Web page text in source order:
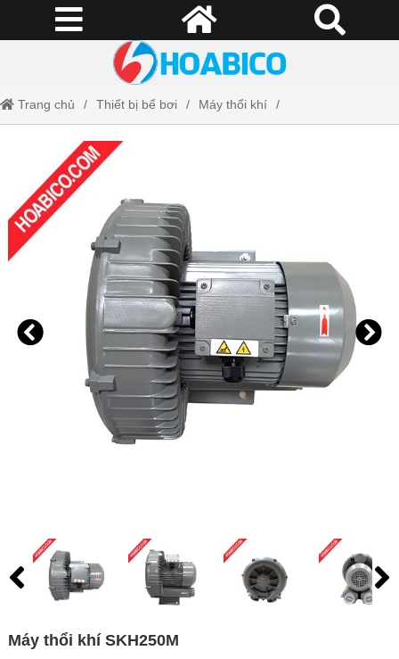
Trang chủ Thiết bị bể bơi Máy thổi khí
Máy thổi khí SKH250M
Máy thổi khí SKH250M